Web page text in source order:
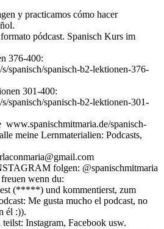
y practicamos cómo hacer
pódcast. Spanisch Kurs im
376-400:
spanisch/spanisch-b2-lektionen-376-
301-400:
spanisch/spanisch-b2-lektionen-301-
www.spanischmitmaria.de/spanisch-
meine Lernmaterialien: Podcasts,
folgen: ⁠⁠⁠⁠⁠⁠⁠⁠⁠⁠⁠⁠⁠⁠⁠⁠⁠⁠⁠⁠⁠⁠⁠⁠⁠⁠⁠⁠⁠⁠@spanischmitmaria⁠⁠⁠⁠⁠⁠⁠⁠⁠⁠⁠⁠⁠⁠⁠⁠⁠⁠⁠⁠⁠⁠⁠⁠⁠⁠⁠⁠⁠⁠
wenn du:
(*****) und kommentierst, zum
Me gusta mucho el podcast, no
él :)).
Instagram, Facebook usw.